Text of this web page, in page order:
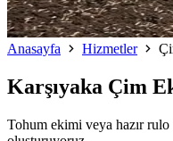
Anasayfa Hizmetler
Karşıyaka Çim
Tohum ekimi veya hazır